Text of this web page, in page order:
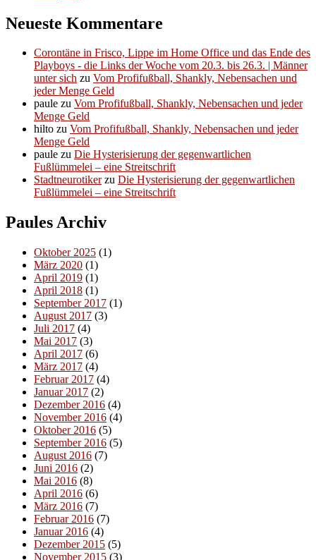
Neueste Kommentare
Corontäne in Frisco, Lippe im Home Office und das Ende des
Playboys - die Links der Woche vom 20.3. bis 26.3. | Männer
unter sich zu Vom Profifußball, Shankly, Nebensachen und
jeder Menge Geld
paule zu Vom Profifußball, Shankly, Nebensachen und jeder
Menge Geld
hilto zu Vom Profifußball, Shankly, Nebensachen und jeder
Menge Geld
paule zu Die Hysterisierung der gegenwartlichen
Fußlümmelei – eine Streitschrift
Stadtneurotikerzu Die Hysterisierung der gegenwartlichen
Fußlümmelei – eine Streitschrift
Paules Archiv
Oktober 2025 (1)
März 2020 (1)
April 2019 (1)
April 2018 (1)
September 2017 (1)
August 2017 (3)
Juli 2017 (4)
Mai 2017 (3)
April 2017 (6)
März 2017 (4)
Februar 2017 (4)
Januar 2017 (2)
Dezember 2016 (4)
November 2016 (4)
Oktober 2016 (5)
September 2016 (5)
August 2016 (7)
Juni 2016 (2)
Mai 2016 (8)
April 2016 (6)
März 2016 (7)
Februar 2016 (7)
Januar 2016 (4)
Dezember 2015 (5)
November 2015 (3)